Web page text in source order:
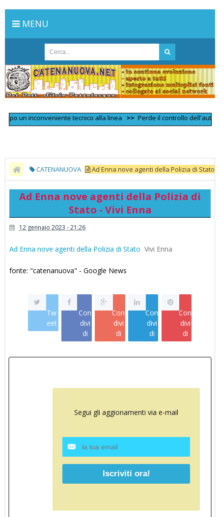
MENU
inconveniente tecnico alla linea >> Perde il controllo dell'auto e si
CATENANUOVA Ad Enna nove agenti della Polizia di Stato
- Vivi Enna
Ad Enna nove agenti della Polizia di
Stato - Vivi Enna
12 gennaio 2023 - 21:26
Ad Enna nove agenti della Polizia di Stato Vivi Enna
fonte: "catenanuova" - Google News
Tw
eet
Con
divi
di
Con
divi
di
Con
divi
di
Con
divi
di
Segui gli aggionamenti via e-mail